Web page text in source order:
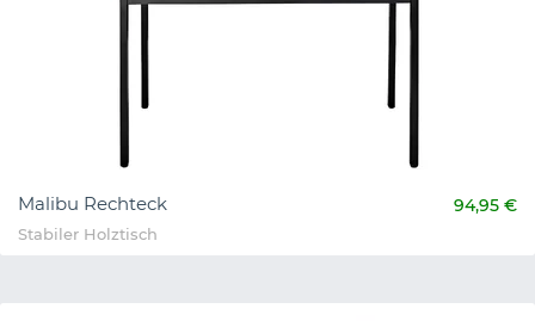
Malibu Rechteck 94,95 €
Stabiler Holztisch